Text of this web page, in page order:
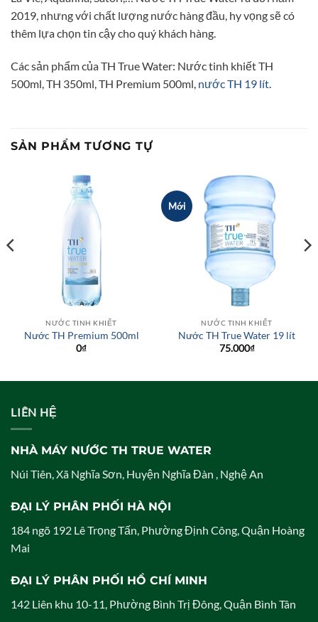
2019, nhưng với chất lượng nước hàng đầu, hy vọng sẽ có
thêm lựa chọn tin cậy cho quý khách hàng.
Các sản phẩm của TH True Water: Nước tinh khiết TH
500ml, TH 350ml, TH Premium 500ml, nước TH 19 lít
SẢN PHẨM TƯƠNG TỰ
NƯỚC TINH KHIẾT
Nước TH Premium 500ml
0₫
Mới
NƯỚC TINH KHIẾT
Nước TH True Water 19 lít
75.000₫
LIÊN HỆ
NHÀ MÁY NƯỚC TH TRUE WATER
Núi Tiên, Xã Nghĩa Sơn, Huyện Nghĩa Đàn , Nghệ An
ĐẠI LÝ PHÂN PHỐI HÀ NỘI
184 ngõ 192 Lê Trọng Tấn, Phường Định Công, Quận Hoàng
Mai
ĐẠI LÝ PHÂN PHỐI HỒ CHÍ MINH
142 Liên khu 10-11, Phường Bình Trị Đông, Quận Bình Tân